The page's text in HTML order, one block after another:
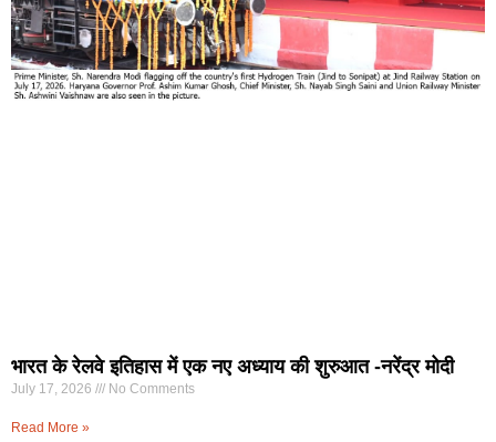
भारत के रेलवे इतिहास में एक नए अध्याय की शुरुआत -नरेंद्र मोदी
July 17, 2026 No Comments
Read More »